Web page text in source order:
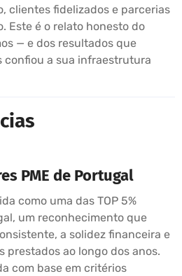
clientes fidelizados e parcerias
Este é o relato honesto do
— e dos resultados que
confiou a sua infraestrutura
PME de Portugal
como uma das TOP 5%
um reconhecimento que
a solidez financeira e
prestados ao longo dos anos.
com base em critérios